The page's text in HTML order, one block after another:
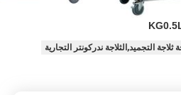
ثلاجة التجميد,الثلاجة ندركونتر التجارية